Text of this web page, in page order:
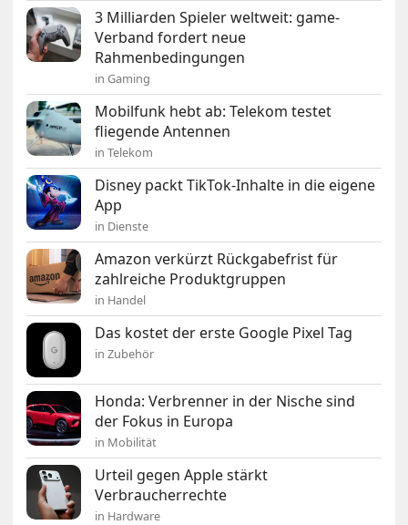
3 Milliarden Spieler weltweit: game-
Verband fordert neue
Rahmenbedingungen
in Gaming
Mobilfunk hebt ab: Telekom testet
fliegende Antennen
in Telekom
Disney packt TikTok-Inhalte in die eigene
App
in Dienste
Amazon verkürzt Rückgabefrist für
zahlreiche Produktgruppen
in Handel
Das kostet der erste Google Pixel Tag
in Zubehör
Honda: Verbrenner in der Nische sind
der Fokus in Europa
in Mobilität
Urteil gegen Apple stärkt
Verbraucherrechte
in Hardware